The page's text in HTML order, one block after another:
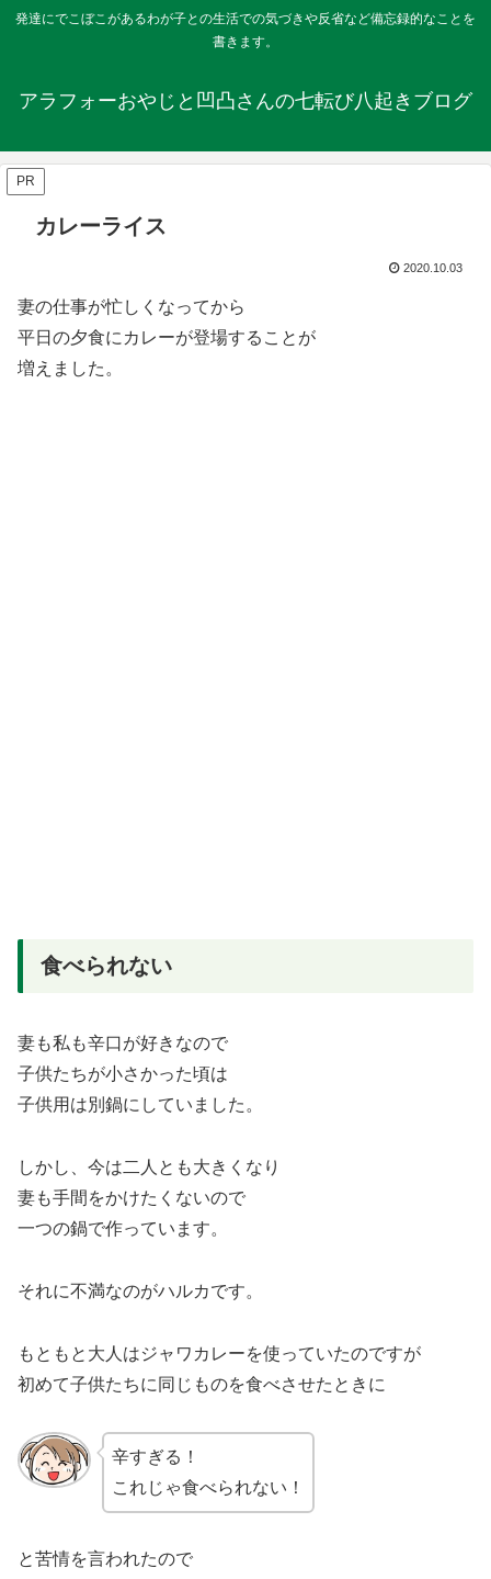
発達にでこぼこがあるわが子との生活での気づきや反省など備忘録的なことを
書きます。
アラフォーおやじと凹凸さんの七転び八起きブログ
PR
カレーライス
2020.10.03
妻の仕事が忙しくなってから
平日の夕食にカレーが登場することが
増えました。
食べられない
妻も私も辛口が好きなので
子供たちが小さかった頃は
子供用は別鍋にしていました。
しかし、今は二人とも大きくなり
妻も手間をかけたくないので
一つの鍋で作っています。
それに不満なのがハルカです。
もともと大人はジャワカレーを使っていたのですが
初めて子供たちに同じものを食べさせたときに
辛すぎる！
これじゃ食べられない！
と苦情を言われたので